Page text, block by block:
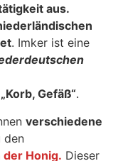
aus.
. Imker ist eine
Gefäß“.
verschiedene
den
Honig. Dieser